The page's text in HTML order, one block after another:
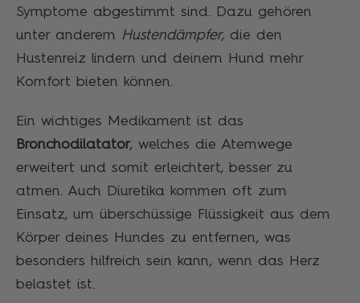
Symptome abgestimmt sind. Dazu gehören
unter anderem Hustendämpfer, die den
Hustenreiz lindern und deinem Hund mehr
Komfort bieten können.
Ein wichtiges Medikament ist das
Bronchodilatator, welches die Atemwege
erweitert und somit erleichtert, besser zu
atmen. Auch Diuretika kommen oft zum
Einsatz, um überschüssige Flüssigkeit aus dem
Körper deines Hundes zu entfernen, was
besonders hilfreich sein kann, wenn das Herz
belastet ist.